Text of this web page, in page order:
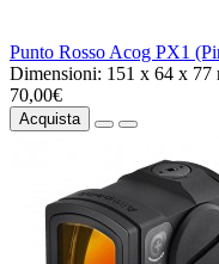
Punto Rosso Acog PX1
Dimensioni: 151 x 64 x 77
70,00€
Acquista